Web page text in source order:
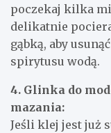
poczekaj kilka
delikatnie
gąbką, aby
spirytusu wodą.
4. Glinka do
mazania:
Jeśli klej jest już